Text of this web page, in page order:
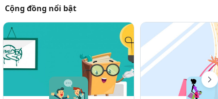
Cộng đồng nổi bật